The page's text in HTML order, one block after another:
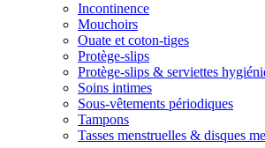
Incontinence
Mouchoirs
Ouate et coton-tiges
Protège-slips
Protège-slips & serviettes
Soins intimes
Sous-vêtements périodiques
Tampons
Tasses menstruelles & disques